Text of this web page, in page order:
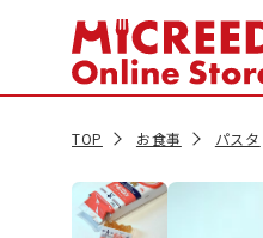
TOP お食事 パスタ